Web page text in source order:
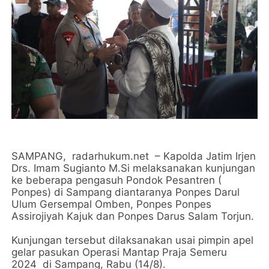
SAMPANG, radarhukum.net – Kapolda Jatim Irjen
Drs. Imam Sugianto M.Si melaksanakan kunjungan
ke beberapa pengasuh Pondok Pesantren (
Ponpes) di Sampang diantaranya Ponpes Darul
Ulum Gersempal Omben, Ponpes Ponpes
Assirojiyah Kajuk dan Ponpes Darus Salam Torjun.
Kunjungan tersebut dilaksanakan usai pimpin apel
gelar pasukan Operasi Mantap Praja Semeru
2024 di Sampang, Rabu (14/8).